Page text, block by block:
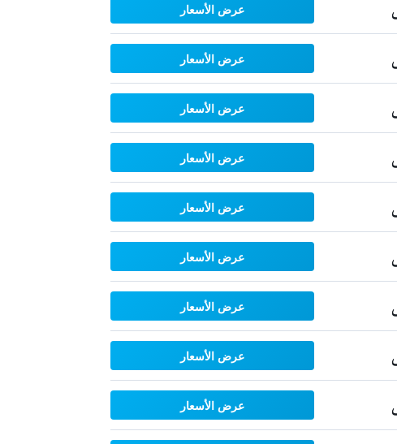
عرض الأسعار
عرض الأسعار
عرض الأسعار
عرض الأسعار
عرض الأسعار
عرض الأسعار
عرض الأسعار
عرض الأسعار
عرض الأسعار